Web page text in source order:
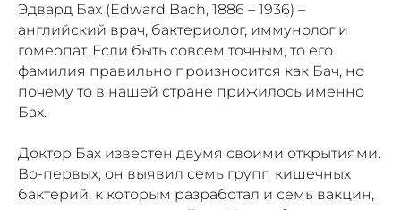
Эдвард Бах (Edward Bach, 1886 – 1936) –
английский врач, бактериолог, иммунолог и
гомеопат. Если быть совсем точным, то его
фамилия правильно произносится как Бач, но
почему то в нашей стране прижилось именно
Бах.
Доктор Бах известен двумя своими открытиями.
Во-первых, он выявил семь групп кишечных
бактерий, к которым разработал и семь вакцин,